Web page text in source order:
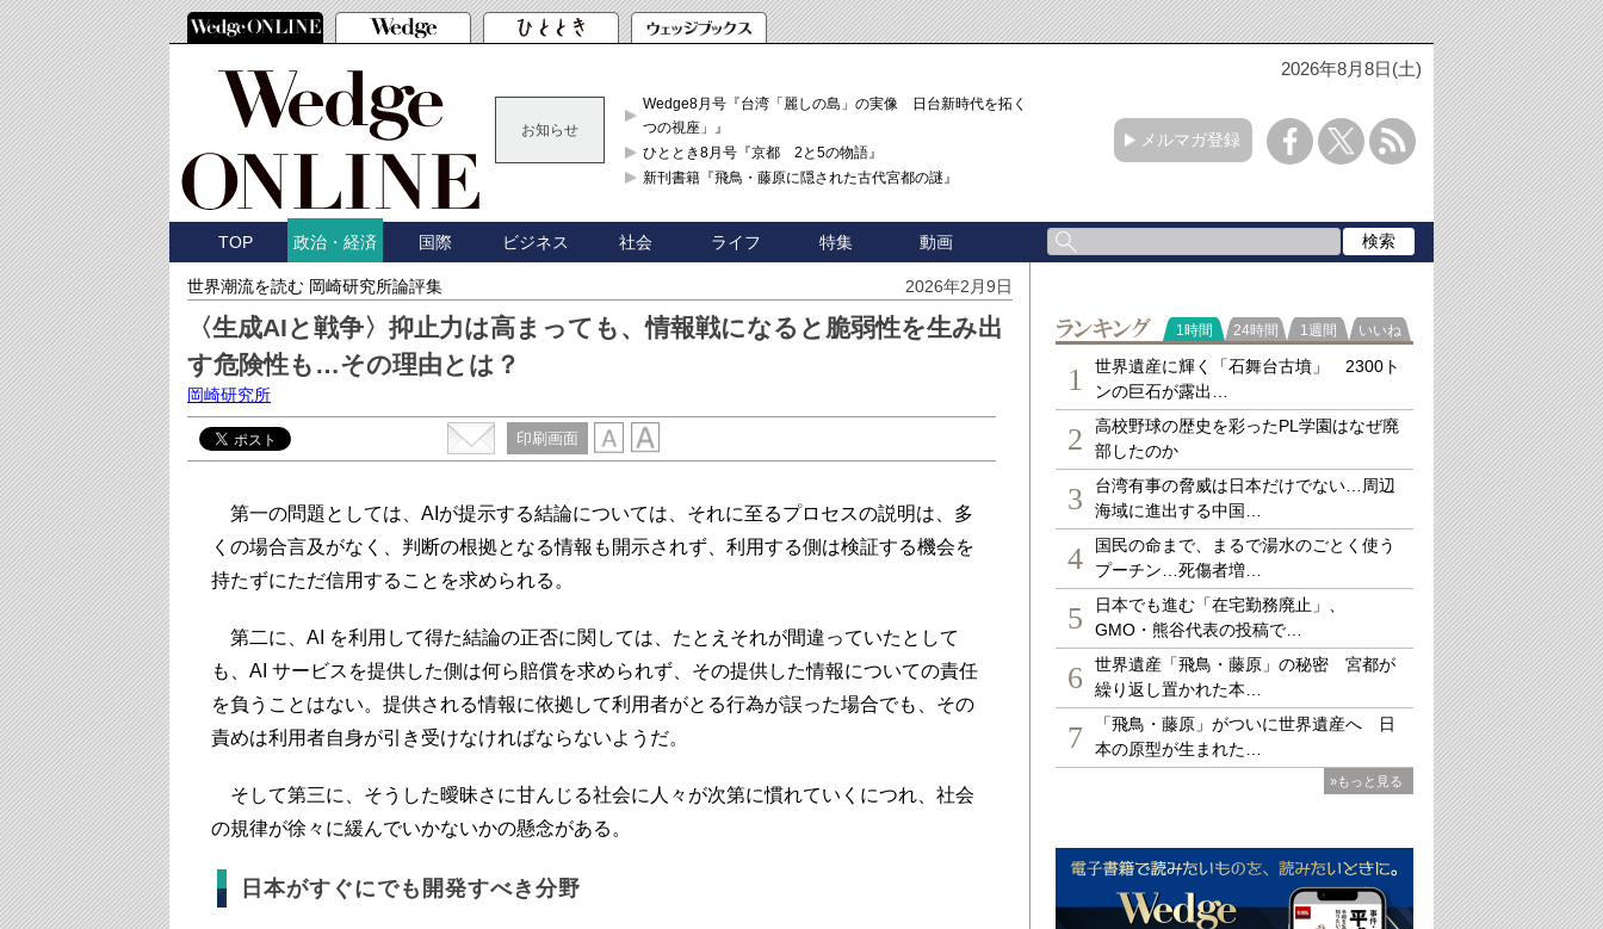
2026年8月8日(土)
お知らせ
Wedge8月号『台湾「麗しの島」の実像 日台新時代を拓く「3
つの視座」』
ひととき8月号『京都 2と5の物語』
新刊書籍『飛鳥・藤原に隠された古代宮都の謎』
メルマガ登録
TOP 政治・経済 国際 ビジネス 社会 ライフ 特集 動画
世界潮流を読む 岡崎研究所論評集 2026年2月9日
〈生成AIと戦争〉抑止力は高まっても、情報戦になると脆弱性を生み出
す危険性も…その理由とは？
岡崎研究所
印刷画面
第一の問題としては、AIが提示する結論については、それに至るプロセスの説明は、多
くの場合言及がなく、判断の根拠となる情報も開示されず、利用する側は検証する機会を
持たずにただ信用することを求められる。
第二に、AI を利用して得た結論の正否に関しては、たとえそれが間違っていたとして
も、AI サービスを提供した側は何ら賠償を求められず、その提供した情報についての責任
を負うことはない。提供される情報に依拠して利用者がとる行為が誤った場合でも、その
責めは利用者自身が引き受けなければならないようだ。
そして第三に、そうした曖昧さに甘んじる社会に人々が次第に慣れていくにつれ、社会
の規律が徐々に緩んでいかないかの懸念がある。
日本がすぐにでも開発すべき分野
ランキング
1時間 24時間 1週間 いいね
1
世界遺産に輝く「石舞台古墳」 2300ト
ンの巨石が露出…
2
高校野球の歴史を彩ったPL学園はなぜ廃
部したのか
3
台湾有事の脅威は日本だけでない…周辺
海域に進出する中国…
4
国民の命まで、まるで湯水のごとく使う
プーチン…死傷者増…
5
日本でも進む「在宅勤務廃止」、
GMO・熊谷代表の投稿で…
6
世界遺産「飛鳥・藤原」の秘密 宮都が
繰り返し置かれた本…
7
「飛鳥・藤原」がついに世界遺産へ 日
本の原型が生まれた…
»もっと見る